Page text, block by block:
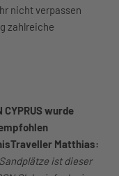
nicht verpassen
zahlreiche
CYPRUS wurde
Matthias:
ist dieser